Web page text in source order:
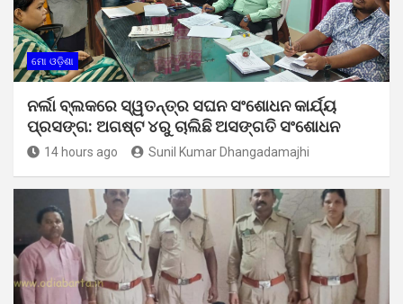
ମୋ ଓଡ଼ିଶା
ନର୍ଲା ବ୍ଲକରେ ସ୍ୱତନ୍ତ୍ର ସଘନ ସଂଶୋଧନ କାର୍ଯ୍ୟ
ପ୍ରସଙ୍ଗ: ଅଗଷ୍ଟ ୪ରୁ ଚାଲିଛି ଅସଙ୍ଗତି ସଂଶୋଧନ
14 hours ago Sunil Kumar Dhangadamajhi